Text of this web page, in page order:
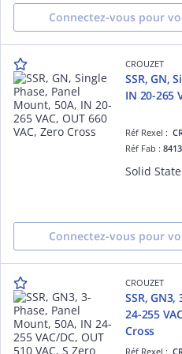
Connectez-vous pour
CROUZET
SSR, GN,
IN 20-265
Réf Rexel :
Réf Fab :
Connectez-vous pour
CROUZET
SSR,
24-255
Cross
Réf Rexel :